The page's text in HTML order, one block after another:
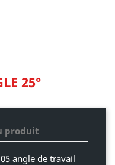
25°
produit
angle de travail